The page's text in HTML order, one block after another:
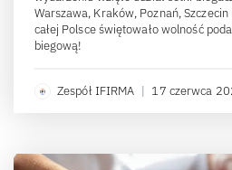
Warszawa, Kraków, Poznań,
całej Polsce świętowało wolność
biegową!
Zespół IFIRMA 17 czerwca